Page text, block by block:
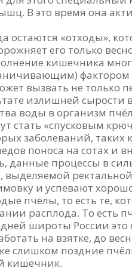
В это время она
остаются «отходы»,
его только
кишечника
фактором
вызвать не только
излишней
воды в организм
стать «спусковым
заболеваний, таких
поноса на сотах и
данные процессы в
выделяемой
и успевают
пчёлы, то есть те,
расплода. То есть
широты России
на взятке, до
слишком поздние
кишечник.